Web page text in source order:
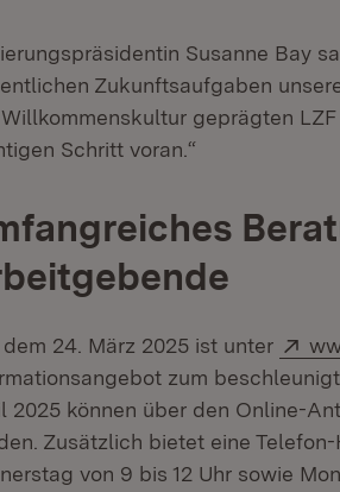
Susanne Bay
Zukunftsaufgaben
geprägten
Schritt voran.“
dem 24. März 2025 ist unter
zum
2025 können über den Online-
Zusätzlich bietet eine
von 9 bis 12 Uhr sowie